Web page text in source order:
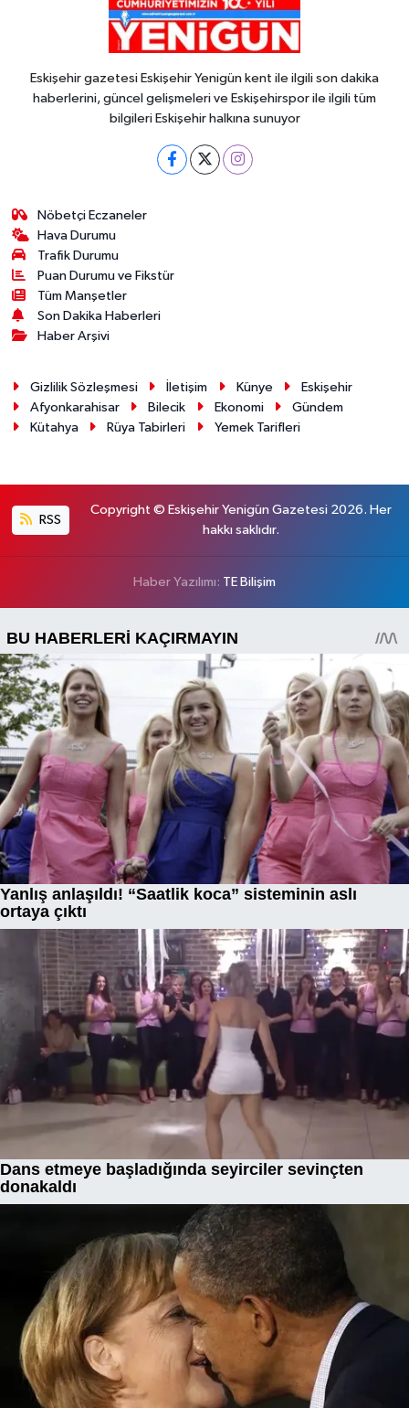
Eskişehir gazetesi Eskişehir Yenigün kent ile ilgili son dakika
haberlerini, güncel gelişmeleri ve Eskişehirspor ile ilgili tüm
bilgileri Eskişehir halkına sunuyor
Nöbetçi Eczaneler
Hava Durumu
Trafik Durumu
Puan Durumu ve Fikstür
Tüm Manşetler
Son Dakika Haberleri
Haber Arşivi
Gizlilik Sözleşmesi İletişim Künye
Eskişehir
Afyonkarahisar
Bilecik Ekonomi
Gündem
Kütahya
Rüya Tabirleri Yemek Tarifleri
RSS
Copyright © Eskişehir Yenigün Gazetesi 2026. Her
hakkı saklıdır.
Haber Yazılımı: TE Bilişim